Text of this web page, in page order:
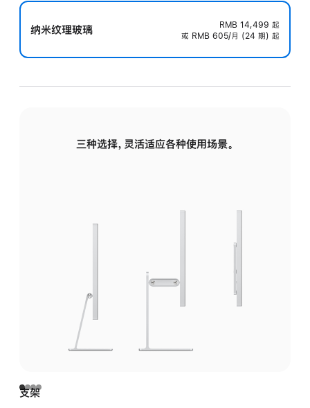
纳米纹理玻璃 RMB 14,499 起
或 RMB 605/月 (24 期) 起
三种选择，灵活适应各种使用场景。
支架